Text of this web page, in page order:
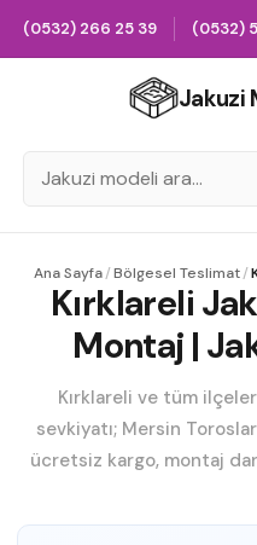
(0532) 266 25 39 (0532)
Jakuzi
Ana Sayfa/Bölgesel Teslimat/
Kırklareli
Montaj |
Kırklareli ve tüm
sevkiyatı; Mersin
ücretsiz kargo, montaj